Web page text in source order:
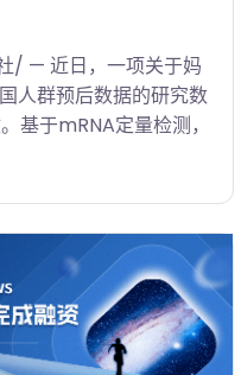
/ — 近日，一项关于妈
人群预后数据的研究数
基于mRNA定量检测，